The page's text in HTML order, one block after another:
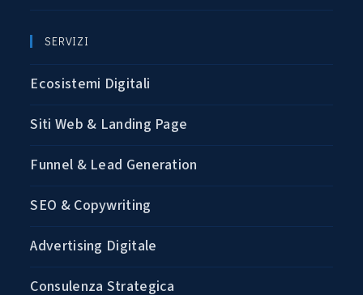
SERVIZI
Ecosistemi Digitali
Siti Web & Landing Page
Funnel & Lead Generation
SEO & Copywriting
Advertising Digitale
Consulenza Strategica